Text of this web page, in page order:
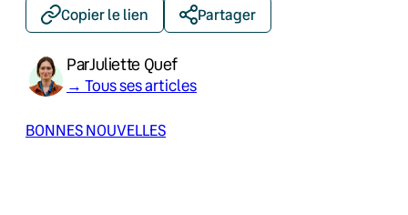
Copier le lien Partager
ParJuliette Quef
→ Tous ses articles
BONNES NOUVELLES